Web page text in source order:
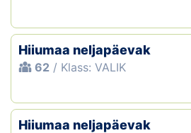
Hiiumaa neljapäevak
62 / Klass: VALIK
Hiiumaa neljapäevak